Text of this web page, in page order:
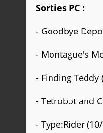
Sorties PC :
- Goodbye
- Montague's
- Finding Teddy
- Tetrobot and
- Type:Rider